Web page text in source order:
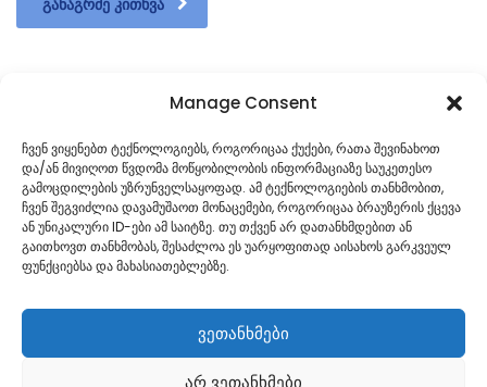
Manage Consent
ჩვენ ვიყენებთ ტექნოლოგიებს, როგორიცაა ქუქები, რათა შევინახოთ
და/ან მივიღოთ წვდომა მოწყობილობის ინფორმაციაზე საუკეთესო
გამოცდილების უზრუნველსაყოფად. ამ ტექნოლოგიების თანხმობით,
ჩვენ შეგვიძლია დავამუშაოთ მონაცემები, როგორიცაა ბრაუზერის ქცევა
ან უნიკალური ID-ები ამ საიტზე. თუ თქვენ არ დათანხმდებით ან
გაითხოვთ თანხმობას, შესაძლოა ეს უარყოფითად აისახოს გარკვეულ
ფუნქციებსა და მახასიათებლებზე.
ვეთანხმები
არ ვეთანხმები
ᲒᲐᲜᲐᲒᲠᲫᲔ ᲙᲘᲗᲮᲕᲐ
1 58 59 60 61
…
76